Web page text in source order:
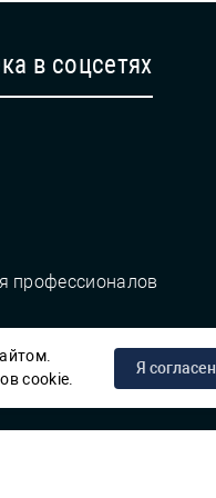
в соцсетях
профессионалов
cookie.
Я согласен